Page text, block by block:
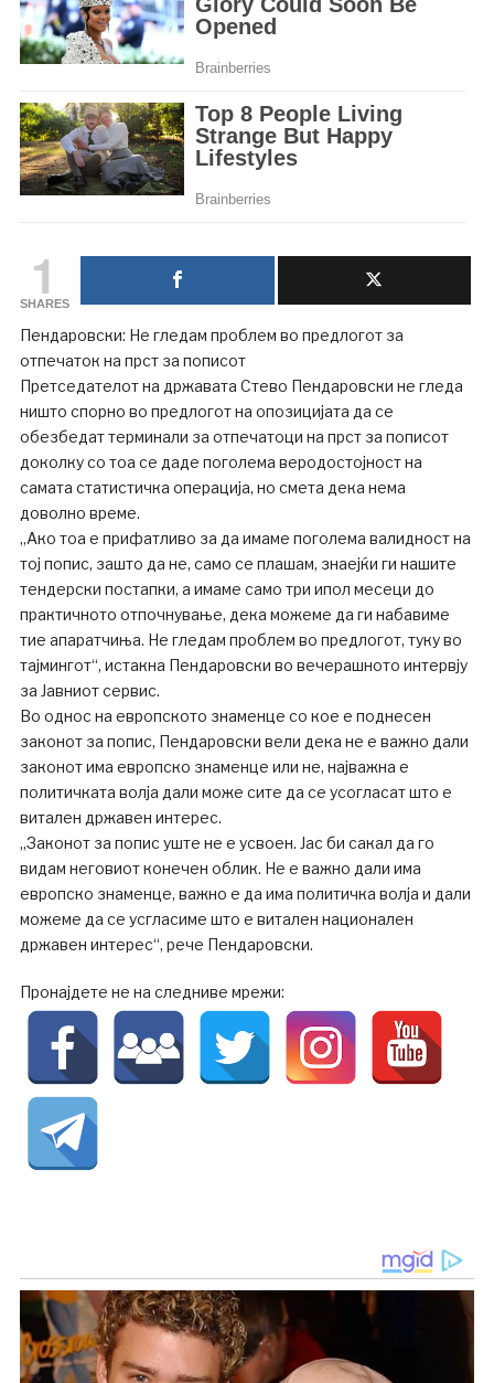
1
SHARES
Пендаровски: Не гледам проблем во предлогот за
отпечаток на прст за пописот
Претседателот на државата Стево Пендаровски не гледа
ништо спорно во предлогот на опозицијата да се
обезбедат терминали за отпечатоци на прст за пописот
доколку со тоа се даде поголема веродостојност на
самата статистичка операција, но смета дека нема
доволно време.
„Ако тоа е прифатливо за да имаме поголема валидност на
тој попис, зашто да не, само се плашам, знаејќи ги нашите
тендерски постапки, а имаме само три ипол месеци до
практичното отпочнување, дека можеме да ги набавиме
тие апаратчиња. Не гледам проблем во предлогот, туку во
тајмингот“, истакна Пендаровски во вечерашното интервју
за Јавниот сервис.
Во однос на европското знаменце со кое е поднесен
законот за попис, Пендаровски вели дека не е важно дали
законот има европско знаменце или не, најважна е
политичката волја дали може сите да се усогласат што е
витален државен интерес.
„Законот за попис уште не е усвоен. Јас би сакал да го
видам неговиот конечен облик. Не е важно дали има
европско знаменце, важно е да има политичка волја и дали
можеме да се усгласиме што е витален национален
државен интерес“, рече Пендаровски.
Пронајдете не на следниве мрежи: